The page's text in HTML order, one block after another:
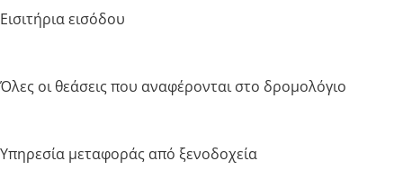
Εισιτήρια εισόδου
Όλες οι θεάσεις που αναφέρονται στο δρομολόγιο
Υπηρεσία μεταφοράς από ξενοδοχεία